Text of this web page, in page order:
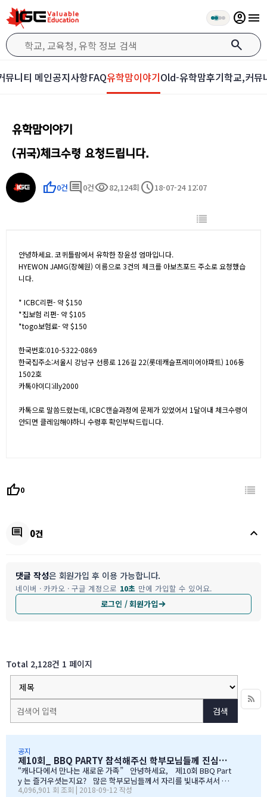
search
account_circlemenu
뮤니티 메인공지사항FAQ유학맘이야기Old-유학맘후기학교,커뮤
유학맘이야기
(귀국)체크수령 요청드립니다.
thumb_up0건 comment 0건visibility82,124회 schedule18-07-24 12:07
안녕하세요. 코퀴틀람에서 유학한 장윤성 엄마입니다.
HYEWON JAMG(장혜원) 이름으로 3건의 체크를 아보츠포드 주소로 요청했습
니다.
* ICBC리펀- 약 $150
*집보험 리펀- 약 $105
*togo보험료- 약 $150
한국번호:010-5322-0869
한국집주소:서울시 강남구 선릉로 126길 22(롯데캐슬프레미어아파트) 106동
1502호
카톡아이디:illy2000
카톡으로 말씀드렸는데, ICBC캔슬과정에 문제가 있었어서 1달이내 체크수령이
안되면 클레임해야하니 수령후 확인부탁드립니다.
thumb_up0
comment 0건 keyboard_arrow_up
댓글 작성은 회원가입 후 이용 가능합니다.
네이버 · 카카오 · 구글 계정으로 10초 만에 가입할 수 있어요.
로그인 / 회원가입
Total 2,128건 1 페이지
검색
공지
제10회_ BBQ PARTY 참석해주신 학부모님들께 진심으로 감사드립니다
“캐나다에서 만나는 새로운 가족” 안녕하세요, 제10회 BBQ Part
y 는 즐거우셧는지요? 많은 학부모님들께서 자리를 빛내주셔서 너
무 감사합니다. 오전에 비가 와서 많이 걱정을 하엿지만, 다행이도
4,096,901 회 조회 | 2018-09-12 작성